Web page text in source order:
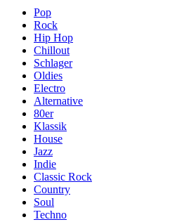
Pop
Rock
Hip Hop
Chillout
Schlager
Oldies
Electro
Alternative
80er
Klassik
House
Jazz
Indie
Classic Rock
Country
Soul
Techno